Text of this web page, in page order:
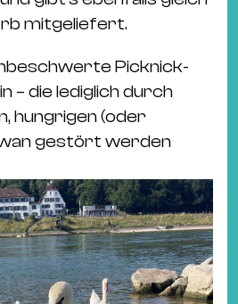
mitgeliefert.
Picknick-
– die lediglich durch
hungrigen (oder
gestört werden